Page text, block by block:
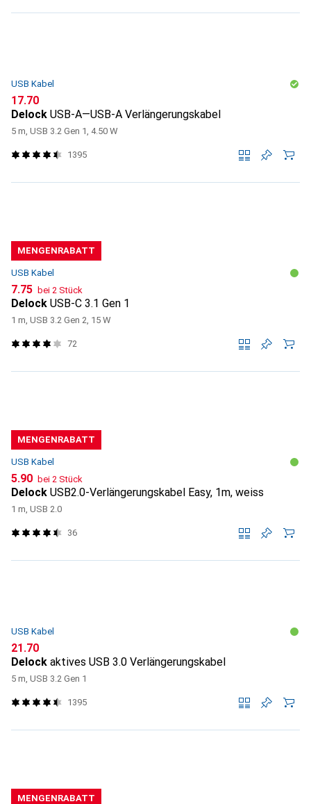
USB Kabel
CHF
17.70
Delock USB-A—USB-A Verlängerungskabel
5 m, USB 3.2 Gen 1, 4.50 W
1395
MENGENRABATT
USB Kabel
CHF
7.75 bei 2 Stück
Delock USB-C 3.1 Gen 1
1 m, USB 3.2 Gen 2, 15 W
72
MENGENRABATT
USB Kabel
CHF
5.90 bei 2 Stück
Delock USB2.0-Verlängerungskabel Easy, 1m, weiss
1 m, USB 2.0
36
USB Kabel
CHF
21.70
Delock aktives USB 3.0 Verlängerungskabel
5 m, USB 3.2 Gen 1
1395
MENGENRABATT